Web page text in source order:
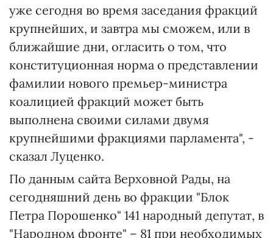
уже сегодня во время заседания фракций
крупнейших, и завтра мы сможем, или в
ближайшие дни, огласить о том, что
конституционная норма о представлении
фамилии нового премьер-министра
коалицией фракций может быть
выполнена своими силами двумя
крупнейшими фракциями парламента", -
сказал Луценко.
По данным сайта Верховной Рады, на
сегодняшний день во фракции "Блок
Петра Порошенко" 141 народный депутат, в
"Народном фронте" – 81 при необходимых